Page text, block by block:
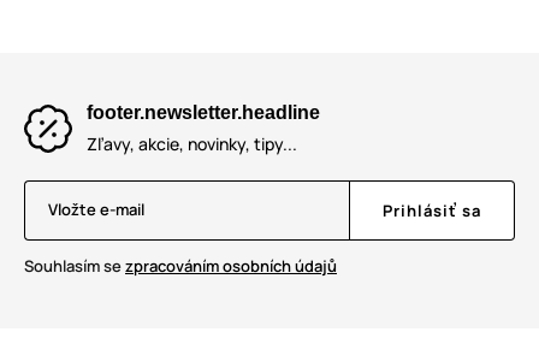
footer.newsletter.headline
Zľavy, akcie, novinky, tipy...
Vložte e-mail Prihlásiť sa
Souhlasím sezpracováním osobních údajů